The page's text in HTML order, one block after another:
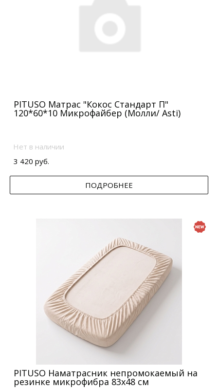
PITUSO Матрас "Кокос Стандарт П"
120*60*10 Микрофайбер (Молли/ Asti)
Нет в наличии
3 420 руб.
ПОДРОБНЕЕ
PITUSO Наматрасник непромокаемый на
резинке микрофибра 83х48 см